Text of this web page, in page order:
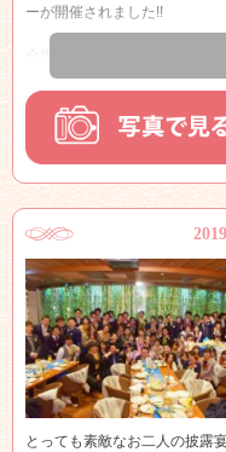
ーが開催されました!!
会場内ではオープニングDVD
かわいい風船をお二人でお持
いよいよ新郎新婦様のご入場で
とっても素敵なお二人の披